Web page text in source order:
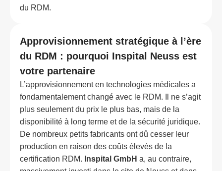
du RDM.
Approvisionnement stratégique à l’ère
du RDM : pourquoi Inspital Neuss est
votre partenaire
L’approvisionnement en technologies médicales a
fondamentalement changé avec le RDM. Il ne s’agit
plus seulement du prix le plus bas, mais de la
disponibilité à long terme et de la sécurité juridique.
De nombreux petits fabricants ont dû cesser leur
production en raison des coûts élevés de la
certification RDM. Inspital GmbH a, au contraire,